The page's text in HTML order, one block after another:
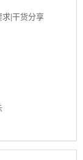
|干货分享